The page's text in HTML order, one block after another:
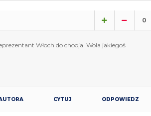
0
Włoch do chooja. Wola jakiegoś
CYTUJ ODPOWIEDZ